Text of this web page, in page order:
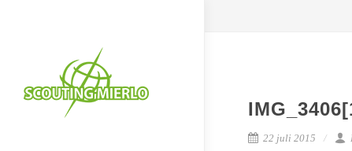
22 juli 2015